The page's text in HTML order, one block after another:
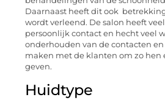
Daarnaast heeft dit ook
wordt verleend. De salon heeft
persoonlijk contact en hecht veel
onderhouden van de contacten
maken met de klanten om zo hen
geven.
Huidtype